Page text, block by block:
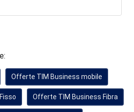
Offerte TIM Business mobile
Offerte TIM Business Fibra